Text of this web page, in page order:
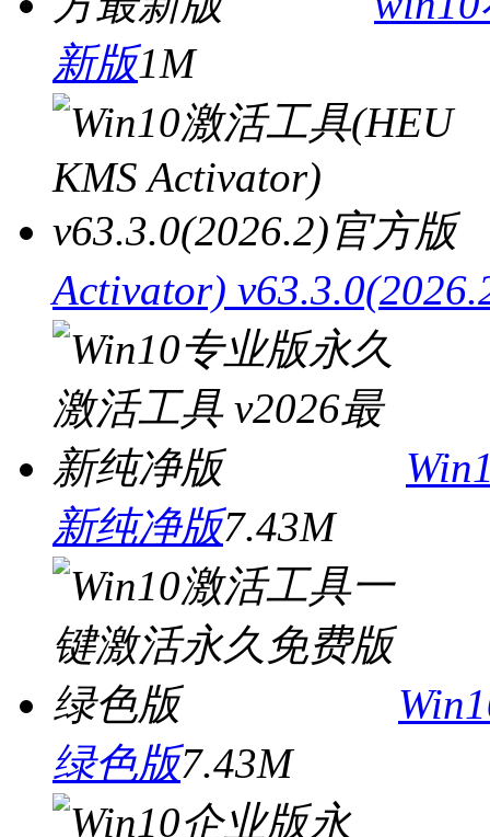
新版1M
Activator)
新纯净版7.43M
绿色版7.43M